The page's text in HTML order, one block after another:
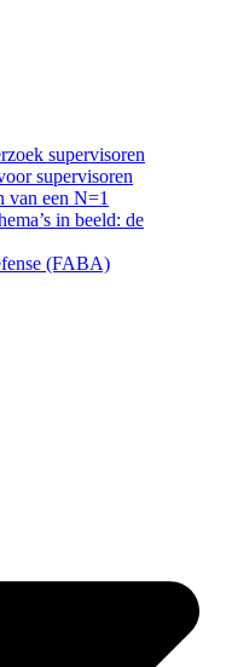
supervisoren
supervisoren
van een N=1
in beeld: de
(FABA)